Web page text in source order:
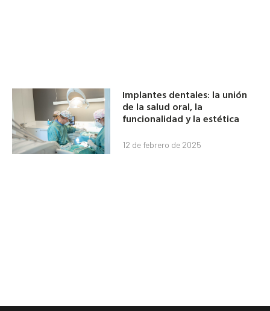
Implantes dentales: la unión
de la salud oral, la
funcionalidad y la estética
12 de febrero de 2025